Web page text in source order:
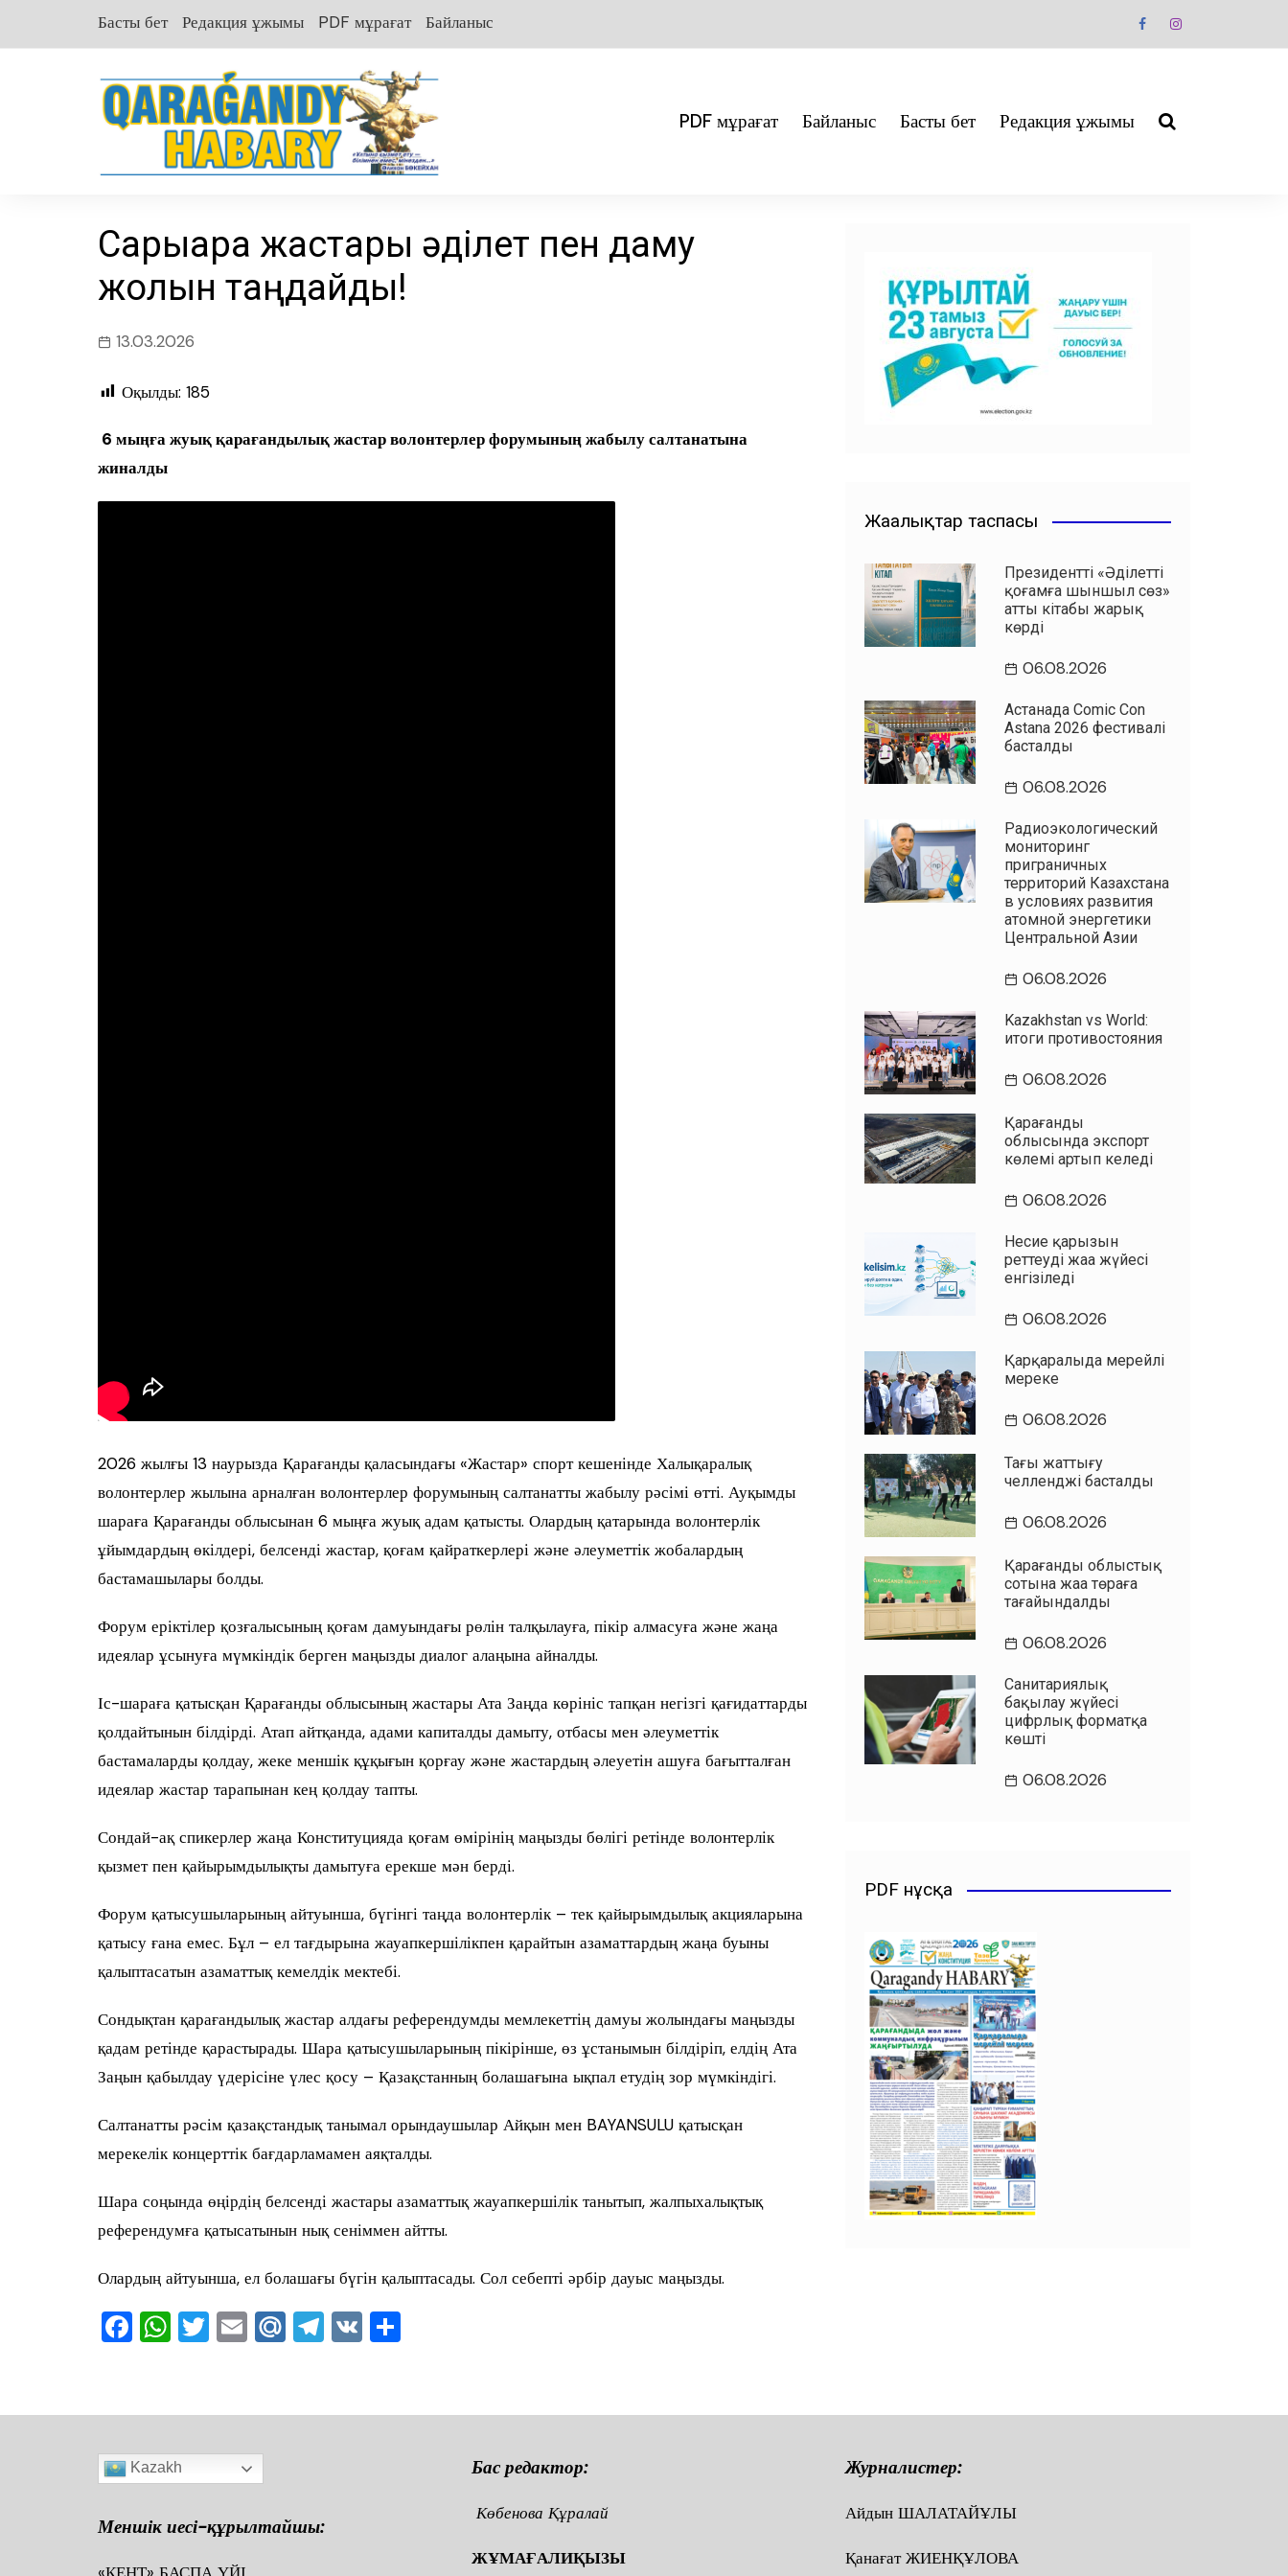
Басты бет Редакция ұжымы PDF мұрағат Байланыс
PDF мұрағат Байланыс Басты бет Редакция ұжымы
Сарыарқа жастары әділет пен даму
жолын таңдайды!
13.03.2026
Оқылды: 185
6 мыңға жуық қарағандылық жастар волонтерлер форумының жабылу салтанатына
жиналды
2026 жылғы 13 наурызда Қарағанды қаласындағы «Жастар» спорт кешенінде Халықаралық
волонтерлер жылына арналған волонтерлер форумының салтанатты жабылу рәсімі өтті. Ауқымды
шараға Қарағанды облысынан 6 мыңға жуық адам қатысты. Олардың қатарында волонтерлік
ұйымдардың өкілдері, белсенді жастар, қоғам қайраткерлері және әлеуметтік жобалардың
бастамашылары болды.
Форум еріктілер қозғалысының қоғам дамуындағы рөлін талқылауға, пікір алмасуға және жаңа
идеялар ұсынуға мүмкіндік берген маңызды диалог алаңына айналды.
Іс-шараға қатысқан Қарағанды облысының жастары Ата Заңда көрініс тапқан негізгі қағидаттарды
қолдайтынын білдірді. Атап айтқанда, адами капиталды дамыту, отбасы мен әлеуметтік
бастамаларды қолдау, жеке меншік құқығын қорғау және жастардың әлеуетін ашуға бағытталған
идеялар жастар тарапынан кең қолдау тапты.
Сондай-ақ спикерлер жаңа Конституцияда қоғам өмірінің маңызды бөлігі ретінде волонтерлік
қызмет пен қайырымдылықты дамытуға ерекше мән берді.
Форум қатысушыларының айтуынша, бүгінгі таңда волонтерлік – тек қайырымдылық акцияларына
қатысу ғана емес. Бұл – ел тағдырына жауапкершілікпен қарайтын азаматтардың жаңа буыны
қалыптасатын азаматтық кемелдік мектебі.
Сондықтан қарағандылық жастар алдағы референдумды мемлекеттің дамуы жолындағы маңызды
қадам ретінде қарастырады. Шара қатысушыларының пікірінше, өз ұстанымын білдіріп, елдің Ата
Заңын қабылдау үдерісіне үлес қосу – Қазақстанның болашағына ықпал етудің зор мүмкіндігі.
Салтанатты рәсім қазақстандық танымал орындаушылар Айқын мен BAYANSULU қатысқан
мерекелік концерттік бағдарламамен аяқталды.
Шара соңында өңірдің белсенді жастары азаматтық жауапкершілік танытып, жалпыхалықтық
референдумға қатысатынын нық сеніммен айтты.
Олардың айтуынша, ел болашағы бүгін қалыптасады. Сол себепті әрбір дауыс маңызды.
F
e
b
o
o
k
W
s
A
p
T
er
E
l
M
u
T
gr
V
ви
Жаңалықтар таспасы
Президенттің «Әділетті
қоғамға шыншыл сөз»
атты кітабы жарық
көрді
06.08.2026
Астанада Comic Con
Astana 2026 фестивалі
басталды
06.08.2026
Радиоэкологический
мониторинг
приграничных
территорий Казахстана
в условиях развития
атомной энергетики
Центральной Азии
06.08.2026
Kazakhstan vs World:
итоги противостояния
06.08.2026
Қарағанды
облысында экспорт
көлемі артып келеді
06.08.2026
Несие қарызын
реттеудің жаңа жүйесі
енгізіледі
06.08.2026
Қарқаралыда мерейлі
мереке
06.08.2026
Таңғы жаттығу
челленджі басталды
06.08.2026
Қарағанды облыстық
сотына жаңа төраға
тағайындалды
06.08.2026
Санитариялық
бақылау жүйесі
цифрлық форматқа
көшті
06.08.2026
PDF нұсқа
Kazakh
Меншік иесі-құрылтайшы:
Бас редактор:
Көбенова Құралай
ЖҰМАҒАЛИҚЫЗЫ
Журналистер:
Айдын ШАЛАТАЙҰЛЫ
Қанағат ЖИЕНҚҰЛОВА